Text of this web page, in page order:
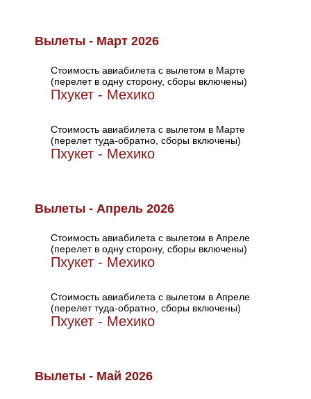
Вылеты - Март 2026
Стоимость авиабилета с вылетом в Марте
(перелет в одну сторону, сборы включены)
Пхукет - Мехико
Стоимость авиабилета с вылетом в Марте
(перелет туда-обратно, сборы включены)
Пхукет - Мехико
Вылеты - Апрель 2026
Стоимость авиабилета с вылетом в Апреле
(перелет в одну сторону, сборы включены)
Пхукет - Мехико
Стоимость авиабилета с вылетом в Апреле
(перелет туда-обратно, сборы включены)
Пхукет - Мехико
Вылеты - Май 2026